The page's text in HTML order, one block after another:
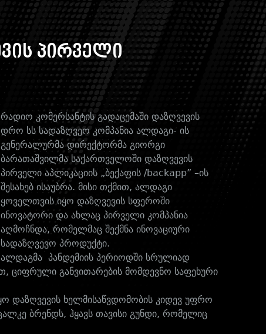
პირველი
რადიო კომერსანტის გადაცემაში დაზღვევის
დრო სს სადაზღვეო კომპანია ალდაგი- ის
გენერალურმა დირექტორმა გიორგი
ბარათაშვილმა საქართველოში დაზღვევის
პირველი აპლიკაციის „ბექაფის /backapp” –ის
შესახებ ისაუბრა. მისი თქმით, ალდაგი
ყოველთვის იყო დაზღვევის სფეროში
ინოვატორი და ახლაც პირველი კომპანია
აღმოჩნდა, რომელმაც შექმნა ინოვაციური
სადაზღვევო პროდუქტი.
ალდაგმა პანდემიის პერიოდში სრულიად
ციფრული განვითარების მომდევნო საფეხური
დაზღვევის ხელმისაწვდომობის კიდევ უფრო
ბრენდს, ჰყავს თავისი გუნდი, რომელიც